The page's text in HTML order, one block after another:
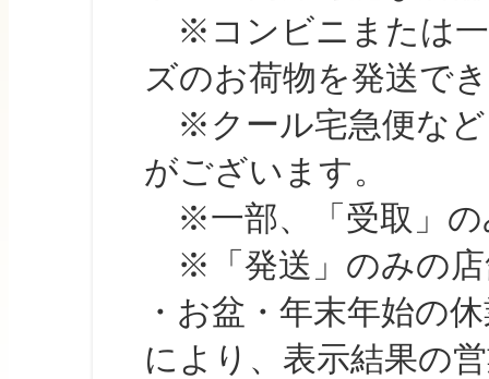
※コンビニまたは一
ズのお荷物を発送で
※クール宅急便など
がございます。
※一部、「受取」の
※「発送」のみの店
・お盆・年末年始の
により、表示結果の